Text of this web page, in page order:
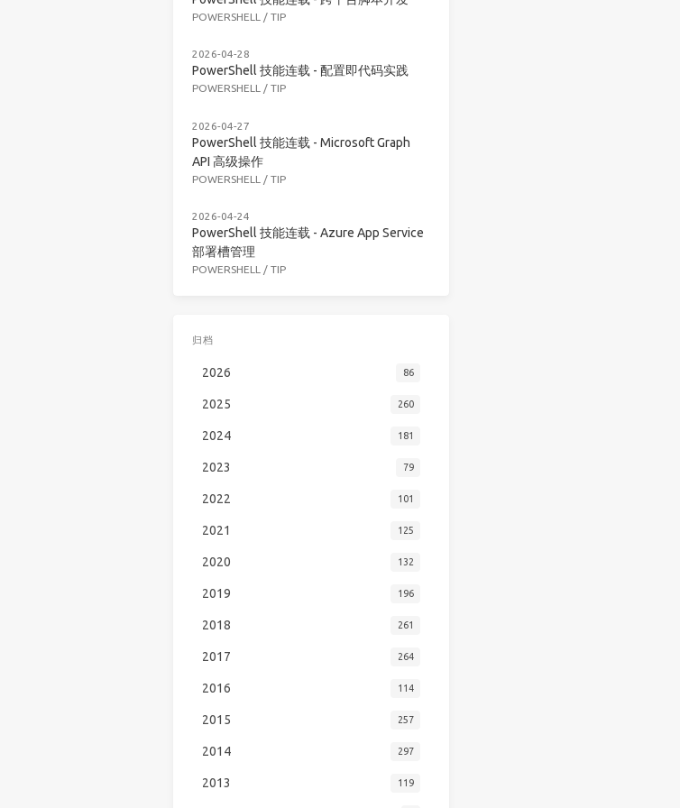
POWERSHELL / TIP
2026-04-28
PowerShell 技能连载 - 配置即代码实践
POWERSHELL / TIP
2026-04-27
PowerShell 技能连载 - Microsoft Graph
API 高级操作
POWERSHELL / TIP
2026-04-24
PowerShell 技能连载 - Azure App Service
部署槽管理
POWERSHELL / TIP
归档
2026 86
2025 260
2024 181
2023 79
2022 101
2021 125
2020 132
2019 196
2018 261
2017 264
2016 114
2015 257
2014 297
2013 119